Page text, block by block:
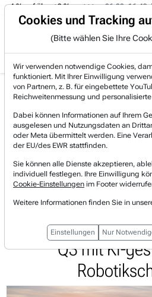
% auf über +3 %. 06.08. 16:49
Gratis Account Login
Jetzt registrieren und
Bereits bei TraderFox
Home Lists & Rankings
Pivotal-
Pivotal-Point Nachverfolgung
Mercury
Pivotal-Point
Mercury Systems
für maritime
Q3 mit KI-
Cookies und Tracking
(Bitte wählen Sie Ihre
Wir verwenden notwendige Cookies,
funktioniert. Mit Ihrer Einwilligung
von Partnern, z. B. für eingebettete
Reichweitenmessung und
Dabei können Informationen auf Ihrem
ausgelesen und Nutzungsdaten an
oder Meta übermittelt werden. Eine
der EU/des EWR stattfinden.
Sie können alle Dienste akzeptieren,
individuell festlegen. Ihre Einwilligung
Cookie-Einstellungen im Footer
Weitere Informationen finden Sie in
Einstellungen Nur